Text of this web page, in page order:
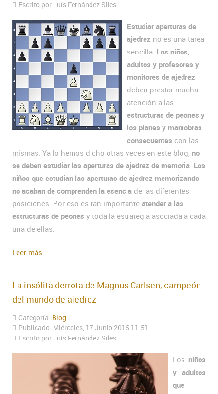
Escrito por Luís Fernández Siles
Estudiar aperturas de
ajedrez no es una tarea
sencilla. Los niños,
adultos y profesores y
monitores de ajedrez
deben prestar mucha
atención a las
estructuras de peones y
los planes y maniobras
consecuentes con las
mismas. Ya lo hemos dicho otras veces en este blog, no
se deben estudiar las aperturas de ajedrez de memoria. Los
niños que estudian las aperturas de ajedrez memorizando
no acaban de comprenden la esencia de las diferentes
posiciones. Por eso es tan importante atender a las
estructuras de peones y toda la estrategia asociada a cada
una de ellas.
Leer más...
La insólita derrota de Magnus Carlsen, campeón
del mundo de ajedrez
Categoría: Blog
Publicado: Miércoles, 17 Junio 2015 11:51
Escrito por Luís Fernández Siles
Los niños
y adultos
que